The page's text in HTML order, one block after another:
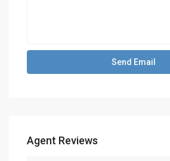
Agent Reviews